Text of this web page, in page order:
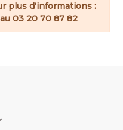
plus d'informations :
03 20 70 87 82